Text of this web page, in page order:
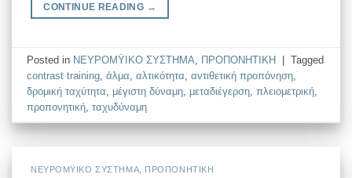
CONTINUE READING →
Posted in ΝΕΥΡΟΜΫΙΚΟ ΣΥΣΤΗΜΑ ΠΡΟΠΟΝΗΤΙΚΗ
Tagged
contrast training ,άλμα ,αλτικότητα ,αντιθετική προπόνηση
δρομική ταχύτητα
μέγιστη δύναμη μεταδιέγερση ,πλειομετρική
προπονητική ,ταχυδύναμη
ΝΕΥΡΟΜΫΙΚΟ ΣΥΣΤΗΜΑ ΠΡΟΠΟΝΗΤΙΚΗ